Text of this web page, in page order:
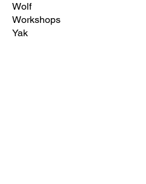
Wolf
Workshops
Yak